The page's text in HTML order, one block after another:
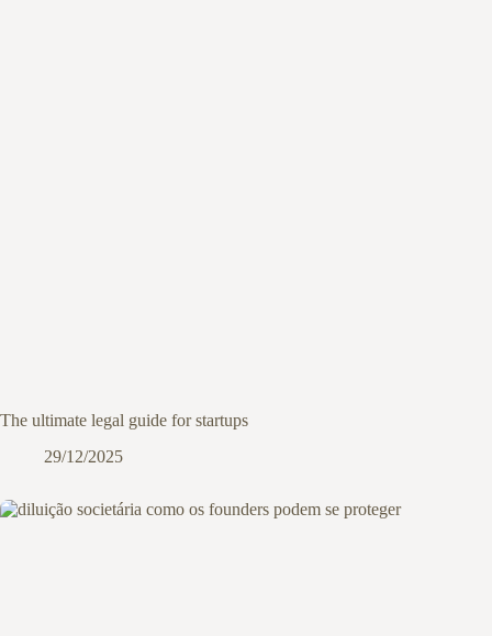
The ultimate legal guide for startups
29/12/2025